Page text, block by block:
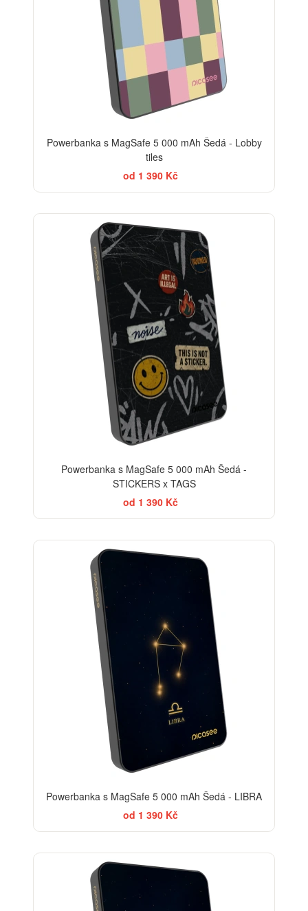
Powerbanka s MagSafe 5 000 mAh Šedá - Lobby
tiles
od 1 390 Kč
Powerbanka s MagSafe 5 000 mAh Šedá -
STICKERS x TAGS
od 1 390 Kč
Powerbanka s MagSafe 5 000 mAh Šedá - LIBRA
od 1 390 Kč